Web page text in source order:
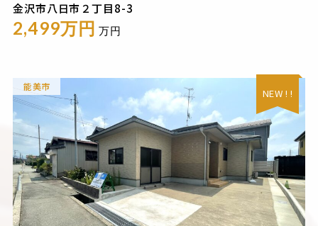
金沢市八日市２丁目8-3
2,499万円 万円
能美市
NEW ! !